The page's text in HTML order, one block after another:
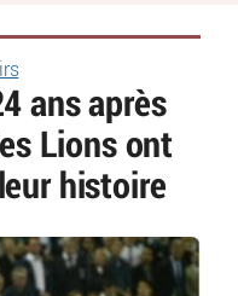
ans après
Lions ont
histoire